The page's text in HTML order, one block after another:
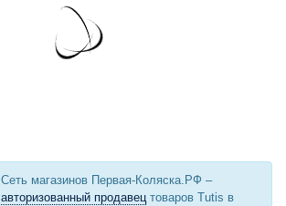
Сеть магазинов Первая-Коляска.РФ –
авторизованный продавецтоваров Tutis в